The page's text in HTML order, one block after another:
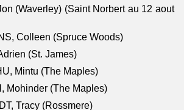
(Waverley) (Saint Norbert au 12 aout
Colleen (Spruce Woods)
(St. James)
Mintu (The Maples)
Mohinder (The Maples)
Tracy (Rossmere)